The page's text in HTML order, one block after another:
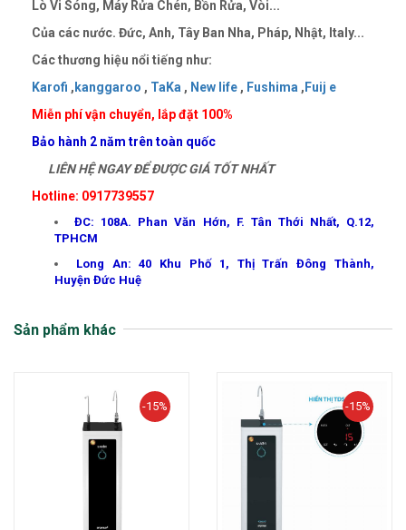
Lò Vi Sóng, Máy Rửa Chén, Bồn Rửa, Vòi...
Của các nước. Đức, Anh, Tây Ban Nha, Pháp, Nhật, Italy...
Các thương hiệu nổi tiếng như:
Karofi , kanggaroo , TaKa , New life , Fushima , Fuij e
Miễn phí vận chuyển, lắp đặt 100%
Bảo hành 2 năm trên toàn quốc
LIÊN HỆ NGAY ĐỂ ĐƯỢC GIÁ TỐT NHẤT
Hotline: 0917739557
ĐC: 108A. Phan Văn Hớn, F. Tân Thới Nhất, Q.12,
TPHCM
Long An: 40 Khu Phố 1, Thị Trấn Đông Thành,
Huyện Đức Huệ
Sản phẩm khác
-15% -15%